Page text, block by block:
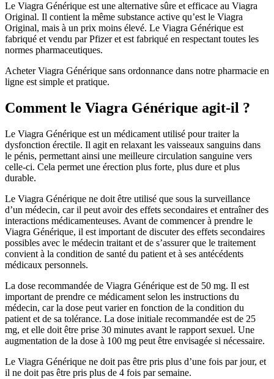
Le Viagra Générique est une alternative sûre et efficace au Viagra
Original. Il contient la même substance active qu’est le Viagra
Original, mais à un prix moins élevé. Le Viagra Générique est
fabriqué et vendu par Pfizer et est fabriqué en respectant toutes les
normes pharmaceutiques.
Acheter Viagra Générique sans ordonnance dans notre pharmacie en
ligne est simple et pratique.
Comment le Viagra Générique agit-il ?
Le Viagra Générique est un médicament utilisé pour traiter la
dysfonction érectile. Il agit en relaxant les vaisseaux sanguins dans
le pénis, permettant ainsi une meilleure circulation sanguine vers
celle-ci. Cela permet une érection plus forte, plus dure et plus
durable.
Le Viagra Générique ne doit être utilisé que sous la surveillance
d’un médecin, car il peut avoir des effets secondaires et entraîner des
interactions médicamenteuses. Avant de commencer à prendre le
Viagra Générique, il est important de discuter des effets secondaires
possibles avec le médecin traitant et de s’assurer que le traitement
convient à la condition de santé du patient et à ses antécédents
médicaux personnels.
La dose recommandée de Viagra Générique est de 50 mg. Il est
important de prendre ce médicament selon les instructions du
médecin, car la dose peut varier en fonction de la condition du
patient et de sa tolérance. La dose initiale recommandée est de 25
mg, et elle doit être prise 30 minutes avant le rapport sexuel. Une
augmentation de la dose à 100 mg peut être envisagée si nécessaire.
Le Viagra Générique ne doit pas être pris plus d’une fois par jour, et
il ne doit pas être pris plus de 4 fois par semaine.